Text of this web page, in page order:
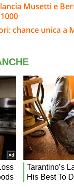
Musetti e
chance unica a